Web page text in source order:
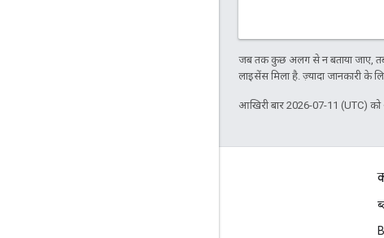
जब तक कुछ अलग से न बताया जाए,
लाइसेंस मिला है. ज़्यादा जानकारी के
आखिरी बार 2026-07-11 (UTC) को